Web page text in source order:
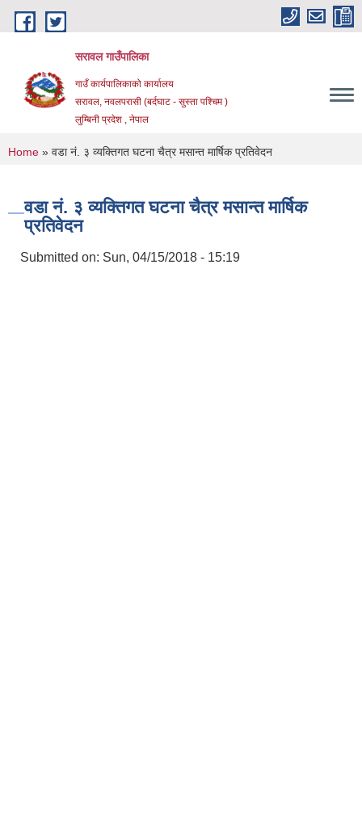
Skip to main content
सरावल गाउँपालिका
गाउँ कार्यपालिकाको कार्यालय
सरावल, नवलपरासी (बर्दघाट - सुस्ता पश्चिम )
लुम्बिनी प्रदेश , नेपाल
You are here
Home » वडा नं. ३ व्यक्तिगत घटना चैत्र मसान्त मार्षिक प्रतिवेदन
वडा नं. ३ व्यक्तिगत घटना चैत्र मसान्त मार्षिक
प्रतिवेदन
Submitted on: Sun, 04/15/2018 - 15:19